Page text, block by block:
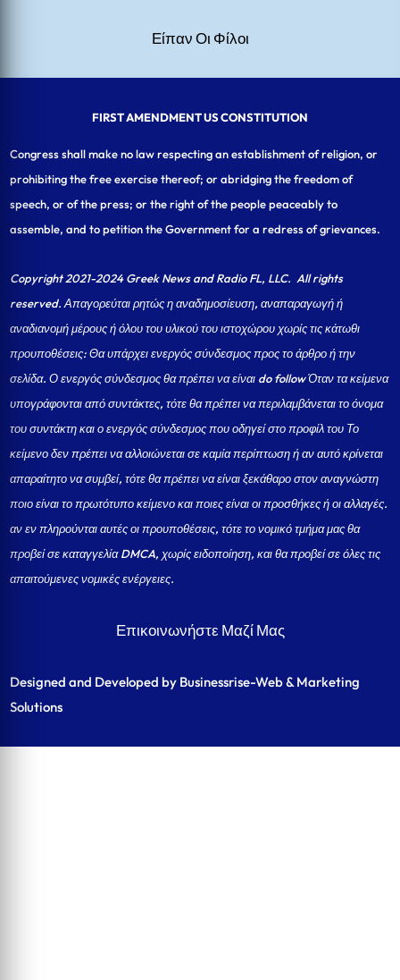
Είπαν Οι Φίλοι
FIRST AMENDMENT US CONSTITUTION
Congress shall make no law respecting an establishment of religion, or
prohibiting the free exercise thereof; or abridging the freedom of
speech, or of the press; or the right of the people peaceably to
assemble, and to petition the Government for a redress of grievances.
Copyright 2021-2024 Greek News and Radio FL, LLC. All rights
reserved. Απαγορεύται ρητώς η αναδημοσίευση, αναπαραγωγή ή
αναδιανομή μέρους ή όλου του υλικού του ιστοχώρου χωρίς τις κάτωθι
προυποθέσεις: Θα υπάρχει ενεργός σύνδεσμος προς το άρθρο ή την
σελίδα.Ο ενεργός σύνδεσμος θα πρέπει να είναι do follow Όταν τα κείμενα
υπογράφονται από συντάκτες, τότε θα πρέπει να περιλαμβάνεται το όνομα
του συντάκτη και ο ενεργός σύνδεσμος που οδηγεί στο προφίλ του Το
κείμενο δεν πρέπει να αλλοιώνεται σε καμία περίπτωση ή αν αυτό κρίνεται
απαραίτητο να συμβεί, τότε θα πρέπει να είναι ξεκάθαρο στον αναγνώστη
ποιο είναι το πρωτότυπο κείμενο και ποιες είναι οι προσθήκες ή οι αλλαγές.
αν εν πληρούνται αυτές οι προυποθέσεις, τότε το νομικό τμήμα μας θα
προβεί σε καταγγελία DMCA, χωρίς ειδοποίηση, και θα προβεί σε όλες τις
απαιτούμενες νομικές ενέργειες.
Επικοινωνήστε Μαζί Μας
Designed and Developed by Businessrise-Web & Marketing
Solutions